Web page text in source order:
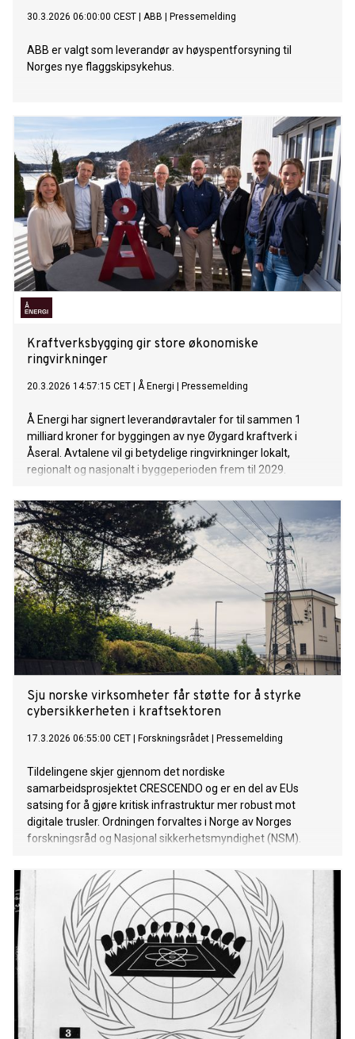
30.3.2026 06:00:00 CEST ABB Pressemelding
ABB er valgt som leverandør av høyspentforsyning til
Norges nye flaggskipsykehus.
Kraftverksbygging gir store økonomiske
ringvirkninger
20.3.2026 14:57:15 CET Å Energi Pressemelding
Å Energi har signert leverandøravtaler for til sammen 1
milliard kroner for byggingen av nye Øygard kraftverk i
Åseral. Avtalene vil gi betydelige ringvirkninger lokalt,
regionalt og nasjonalt i byggeperioden frem til 2029.
Sju norske virksomheter får støtte for å styrke
cybersikkerheten i kraftsektoren
17.3.2026 06:55:00 CET Forskningsrådet Pressemelding
Tildelingene skjer gjennom det nordiske
samarbeidsprosjektet CRESCENDO og er en del av EUs
satsing for å gjøre kritisk infrastruktur mer robust mot
digitale trusler. Ordningen forvaltes i Norge av Norges
forskningsråd og Nasjonal sikkerhetsmyndighet (NSM).